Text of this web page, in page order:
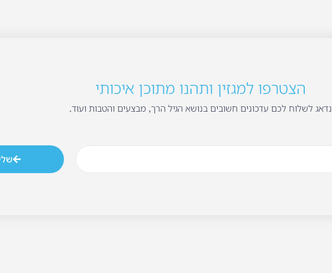
הצטרפו למגזין ותהנו מתוכן איכותי
נדאג לשלוח לכם עדכונים חשובים בנושא הגיל הרך, מבצעים והטבות ועוד.